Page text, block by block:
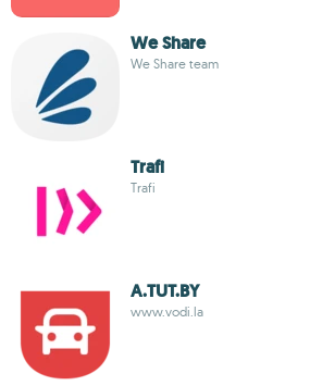
We Share
We Share team
Trafi
Trafi
A.TUT.BY
www.vodi.la